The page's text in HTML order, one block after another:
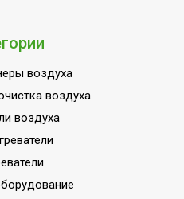
16
Нержавеющая сталь
Да (при использовании
терморегулятора)
оборудование (для
коммерческого и
воздуха
воздуха
воздуха